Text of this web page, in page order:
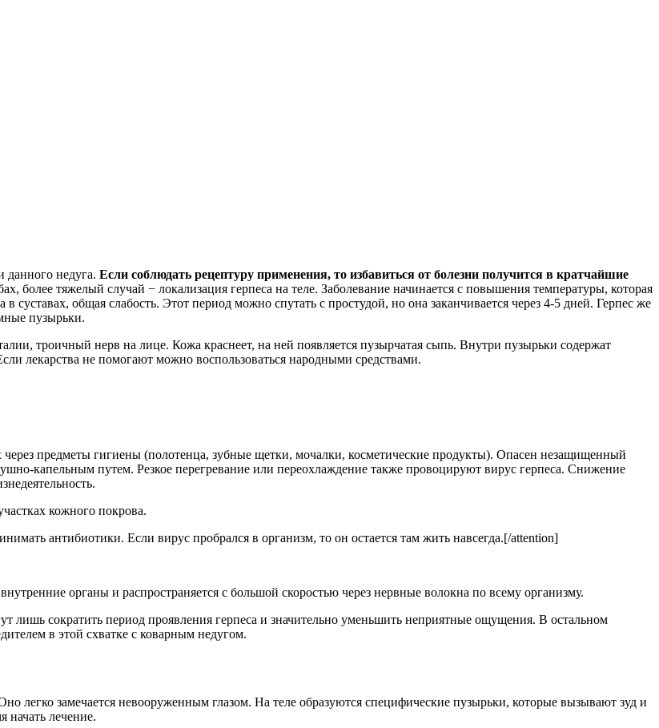
данного недуга. Если соблюдать рецептуру применения, то избавиться от болезни получится в кратчайшие
более тяжелый случай − локализация герпеса на теле. Заболевание начинается с повышения температуры, которая
суставах, общая слабость. Этот период можно спутать с простудой, но она заканчивается через 4-5 дней. Герпес же
пузырьки.
троичный нерв на лице. Кожа краснеет, на ней появляется пузырчатая сыпь. Внутри пузырьки содержат
лекарства не помогают можно воспользоваться народными средствами.
предметы гигиены (полотенца, зубные щетки, мочалки, косметические продукты). Опасен незащищенный
капельным путем. Резкое перегревание или переохлаждение также провоцируют вирус герпеса. Снижение
кожного покрова.
антибиотики. Если вирус пробрался в организм, то он остается там жить навсегда.[/attention]
органы и распространяется с большой скоростью через нервные волокна по всему организму.
лишь сократить период проявления герпеса и значительно уменьшить неприятные ощущения. В остальном
в этой схватке с коварным недугом.
легко замечается невооруженным глазом. На теле образуются специфические пузырьки, которые вызывают зуд и
начать лечение.